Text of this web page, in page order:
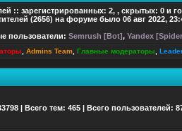
:: зарегистрированных: 2, , скрытых: 0 и
(2656) на форуме было 06 авг 2022,
пользователи: Semrush [Bot], Yandex
Admins Team Главные модераторы
| Всего тем: 465 | Всего пользователей: